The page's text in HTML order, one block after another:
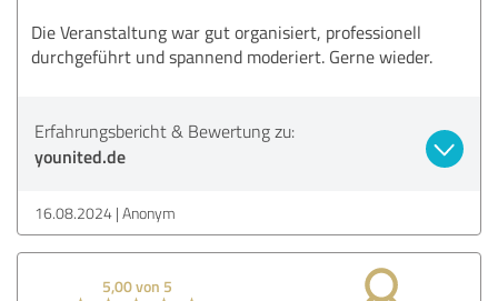
Die Veranstaltung war gut organisiert, professionell
durchgeführt und spannend moderiert. Gerne wieder.
Erfahrungsbericht & Bewertung zu:
younited.de
16.08.2024 Anonym
5,00 von 5